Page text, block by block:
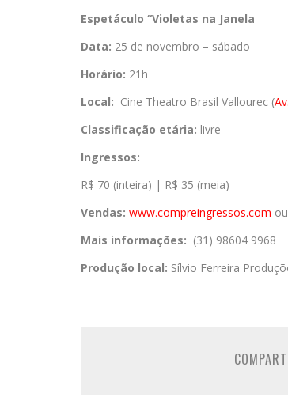
Espetáculo “Violetas na Janela
Data: 25 de novembro – sábado
Horário: 21h
Local: Cine Theatro Brasil Vallourec (
Classificação etária: livre
Ingressos:
R$ 70 (inteira) | R$ 35 (meia)
Vendas: www.compreingressos.com
Mais informações: (31) 98604 9968
Produção local: Sílvio Ferreira